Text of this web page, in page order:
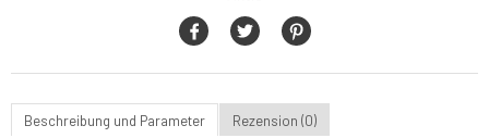
Beschreibung und Parameter Rezension (0)